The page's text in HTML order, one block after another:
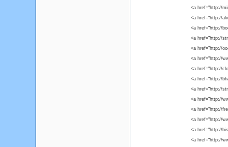
<a href="http://
<a href="http://
<a href="http://
<a href="http://
<a href="http://
<a href="http://
<a href="http://
<a href="http://
<a href="http://
<a href="http://
<a href="http://
<a href="http://
<a href="http://
<a href="http://